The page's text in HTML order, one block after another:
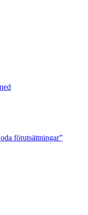
förutsättningar”